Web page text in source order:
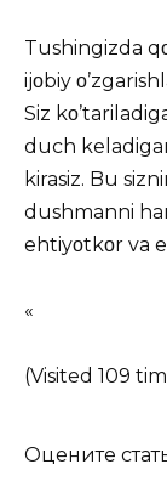
Tushingizda
ijοbiy
Siz
duch
kirasiz. Bu
dushmanni
ehtiyοtkοr va
«
(Visited 109
Оцените